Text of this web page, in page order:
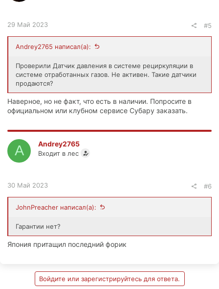
29 Май 2023 #5
Andrey2765 написал(а):
Проверили Датчик давления в системе рециркуляции в
системе отработанных газов. Не активен. Такие датчики
продаются?
Наверное, но не факт, что есть в наличии. Попросите в
официальном или клубном сервисе Субару заказать.
A Andrey2765
Входит в лес
30 Май 2023 #6
JohnPreacher написал(а):
Гарантии нет?
Япония притащил последний форик
Войдите или зарегистрируйтесь для ответа.